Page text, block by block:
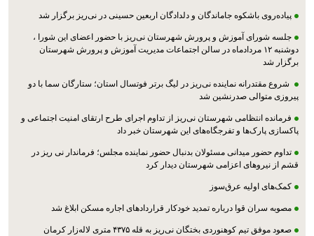
پیاده‌روی باشکوه جاماندگان و دلدادگان اربعین حسینی در نی‌ریز برگزار شد
جلسه شورای آموزش و پرورش شهرستان نی‌ریز با حضور اعضای این شورا ،
دوشنبه ۱۲ مردادماه در سالن اجتماعات مدیریت آموزش و پرورش شهرستان
برگزار شد
شروع مقتدرانه نماینده نی‌ریز در لیگ برتر فوتسال استان؛ ستارگان سما با دو
پیروزی متوالی صدرنشین شد
فرمانده انتظامی شهرستان نی‌ریز از تداوم اجرای طرح ارتقای امنیت اجتماعی و
پاکسازی پارک‌ها و تفرجگاه‌های این شهرستان خبر داد
تداوم حضور میدانی مسئولان بدنبال حضور نماینده مجلس؛ فرماندار نی ریز در
قشم از نیروهای اعزامی شهرستان دیدار کرد
کمک‌های اولیه عرق‌سوز
مصوبه سران قوا درباره تمدید خودکار قراردادهای اجاره مسکن ابلاغ شد
صعود موفق تیم کوهنوردی بختگان نی‌ریز به قله ۴۳۷۵ متری لاله‌زار کرمان